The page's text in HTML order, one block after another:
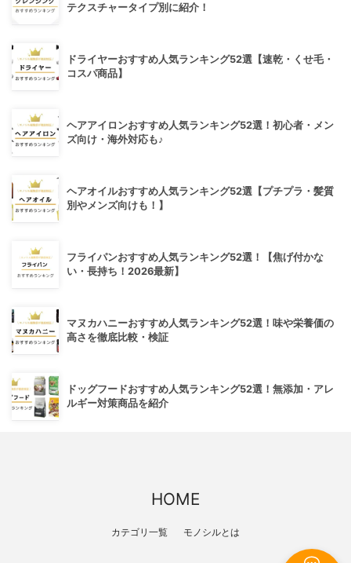
テクスチャータイプ別に紹介！
ドライヤーおすすめ人気ランキング52選【速乾・くせ毛・
コスパ商品】
ヘアアイロンおすすめ人気ランキング52選！初心者・メン
ズ向け・海外対応も♪
ヘアオイルおすすめ人気ランキング52選【プチプラ・髪質
別やメンズ向けも！】
フライパンおすすめ人気ランキング52選！【焦げ付かな
い・長持ち！2026最新】
マヌカハニーおすすめ人気ランキング52選！味や栄養価の
高さを徹底比較・検証
ドッグフードおすすめ人気ランキング52選！無添加・アレ
ルギー対策商品を紹介
HOME
カテゴリ一覧 モノシルとは